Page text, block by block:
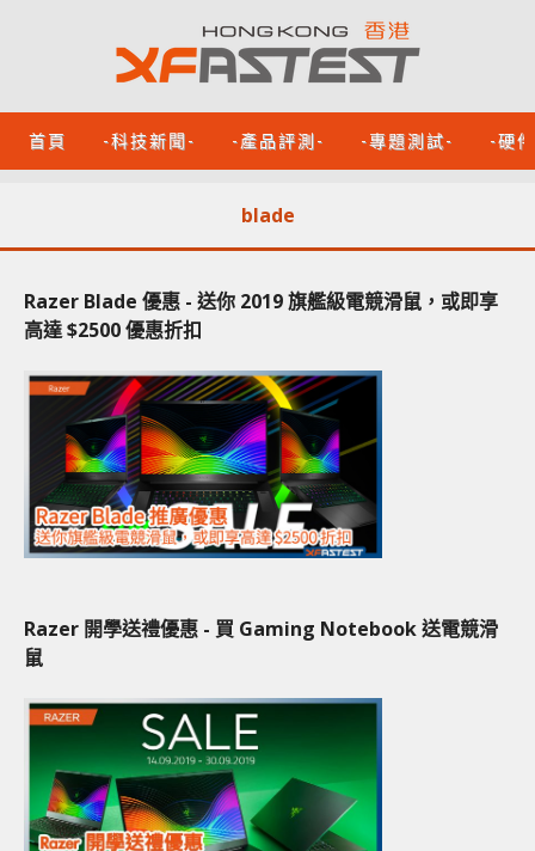
首頁 -科技新聞- -產品評測- -專題測試- -硬
blade
Razer Blade 優惠 - 送你 2019 旗艦級電競滑鼠，或即享
高達 $2500 優惠折扣
Razer 開學送禮優惠 - 買 Gaming Notebook 送電競滑
鼠